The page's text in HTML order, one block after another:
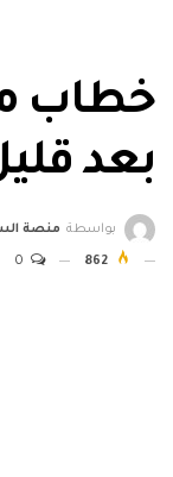
خطاب
بعد
بواسطة منصة
862